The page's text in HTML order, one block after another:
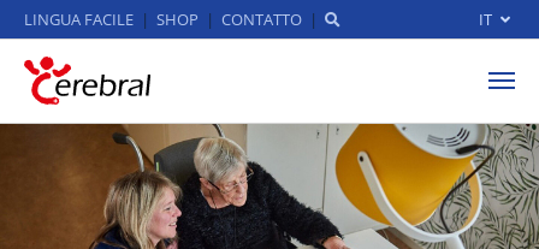
Skip to main content
LINGUA FACILE SHOP CONTATTO IT